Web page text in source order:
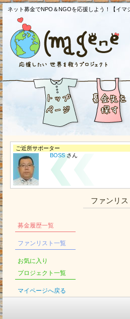
ネット募金でNPO＆NGOを応援しよう！【イ
ご近所サポーター
BOSSさん
募金履歴一覧
ファンリスト一覧
お気に入り
プロジェクト一覧
マイページへ戻る
ファンリ